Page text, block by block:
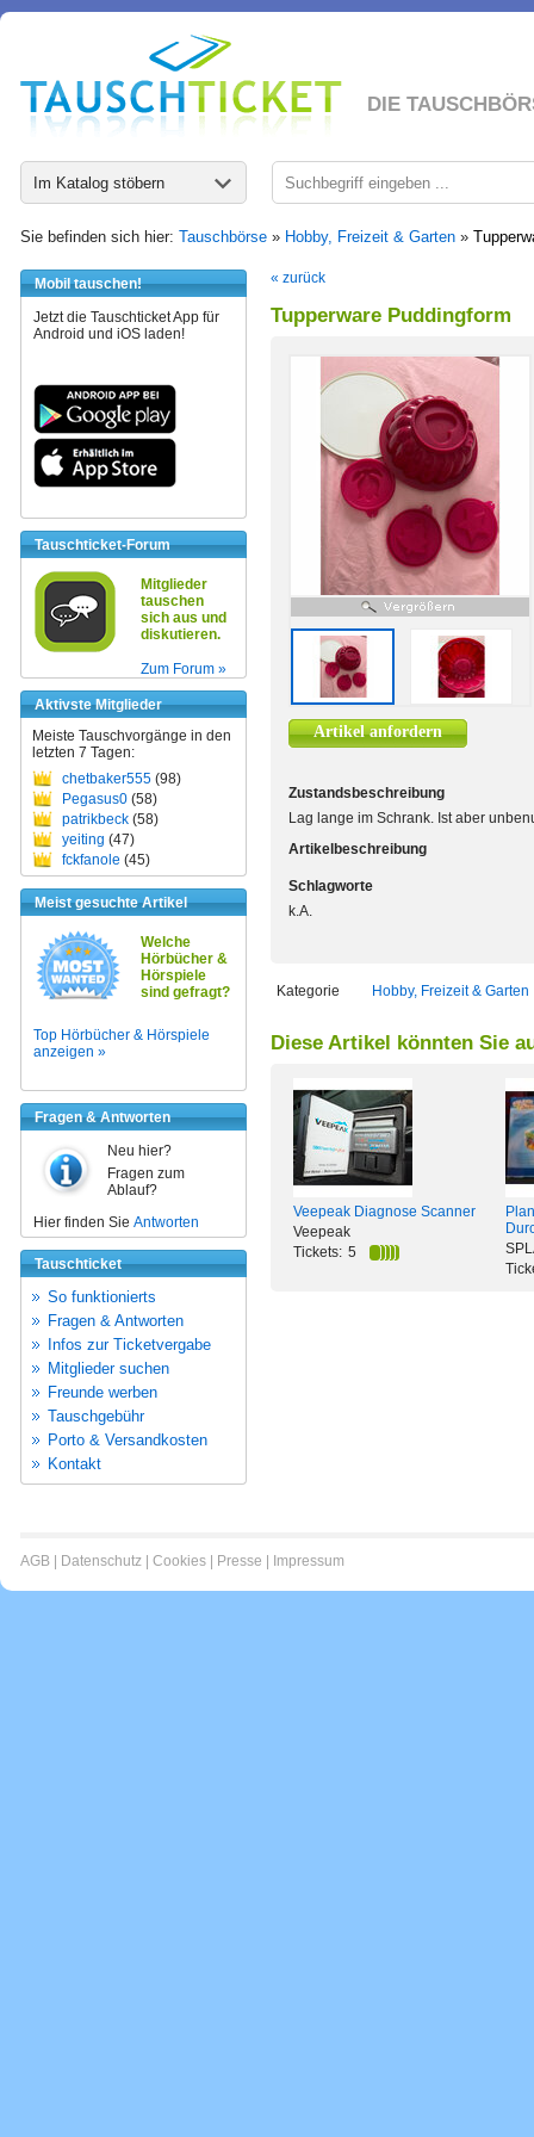
DIE
Im Katalog stöbern
Sie befinden sich hier: Tauschbörse » Hobby, Freizeit & Garten »
Mobil tauschen!
Jetzt die Tauschticket App für
Android und iOS laden!
Tauschticket-Forum
Mitglieder
tauschen
sich aus und
diskutieren.
Zum Forum »
Aktivste Mitglieder
Meiste Tauschvorgänge in den
letzten 7 Tagen:
chetbaker555 (98)
Pegasus0 (58)
patrikbeck (58)
yeiting (47)
fckfanole (45)
Meist gesuchte Artikel
Welche
Hörbücher &
Hörspiele
sind gefragt?
Top Hörbücher & Hörspiele
anzeigen »
Fragen & Antworten
Neu hier?
Fragen zum
Ablauf?
Hier finden Sie Antworten
Tauschticket
So funktionierts
Fragen & Antworten
Infos zur Ticketvergabe
Mitglieder suchen
Freunde werben
Tauschgebühr
Porto & Versandkosten
Kontakt
« zurück
Tupperware Puddingform
Artikel anfordern
Zustandsbeschreibung
Lag lange im Schrank. Ist aber
Artikelbeschreibung
Schlagworte
k.A.
Kategorie Hobby, Freizeit & Garten
Diese Artikel könnten Sie
Veepeak Diagnose Scanner
Veepeak
Tickets: 5
AGB Datenschutz Cookies Presse Impressum